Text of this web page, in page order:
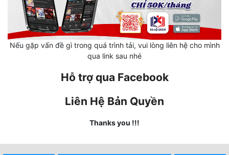
Ngôn Tình
Nữ Cường
Nếu gặp vấn đề gì trong quá trình tải, vui lòng liên hệ cho mình
qua link sau nhé
Hỗ trợ qua Facebook
Liên Hệ Bản Quyền
Thanks you !!!